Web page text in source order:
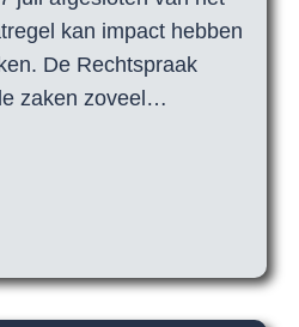
kan impact hebben
De Rechtspraak
zaken zoveel…